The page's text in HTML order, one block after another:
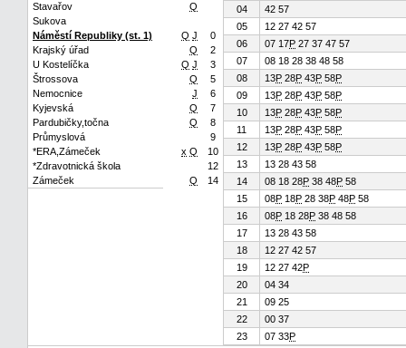
Stavařov
Q
Sukova
Náměstí Republiky (st. 1)
Q J
0
Krajský úřad
Q
2
U Kostelíčka
Q J
3
Štrossova
Q
5
Nemocnice
J
6
Kyjevská
Q
7
Pardubičky,točna
Q
8
Průmyslová
9
*ERA,Zámeček
x Q
10
*Zdravotnická škola
12
Zámeček
Q 14
04
42 57
05
12 27 42 57
06
07 17P 27 37 47 57
07
08 18 28 38 48 58
08
13P 28P 43P 58P
09
13P 28P 43P 58P
10
13P 28P 43P 58P
11
13P 28P 43P 58P
12
13P 28P 43P 58P
13
13 28 43 58
14
08 18 28P 38 48P 58
15
08P 18P 28 38P 48P 58
16
08P 18 28P 38 48 58
17
13 28 43 58
18
12 27 42 57
19
12 27 42P
20
04 34
21
09 25
22
00 37
23
07 33P